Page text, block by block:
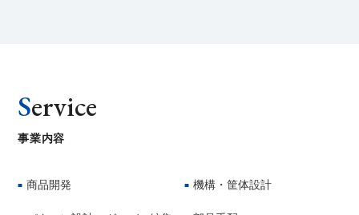
Service
事業内容
■ 商品開発 ■ 機構・筐体設計